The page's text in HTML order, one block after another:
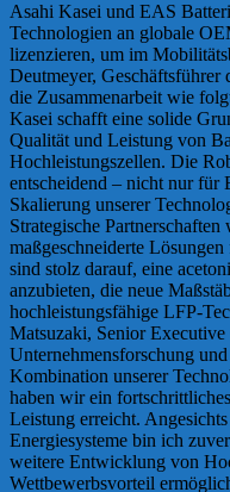
Asahi Kasei und EAS
Technologien an globale
lizenzieren, um im
Deutmeyer,
die Zusammenarbeit wie
Kasei schafft eine solide
Qualität und Leistung von
Hochleistungszellen. Die
entscheidend – nicht nur für
Skalierung unserer
Strategische
maßgeschneiderte
sind stolz darauf, eine
anzubieten, die neue
hochleistungsfähige LFP-
Matsuzaki, Senior
Unternehmensforschung
Kombination unserer
haben wir ein
Leistung erreicht.
Energiesysteme bin ich
weitere Entwicklung von
Wettbewerbsvorteil